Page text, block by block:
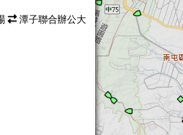
潭子聯合辦公大